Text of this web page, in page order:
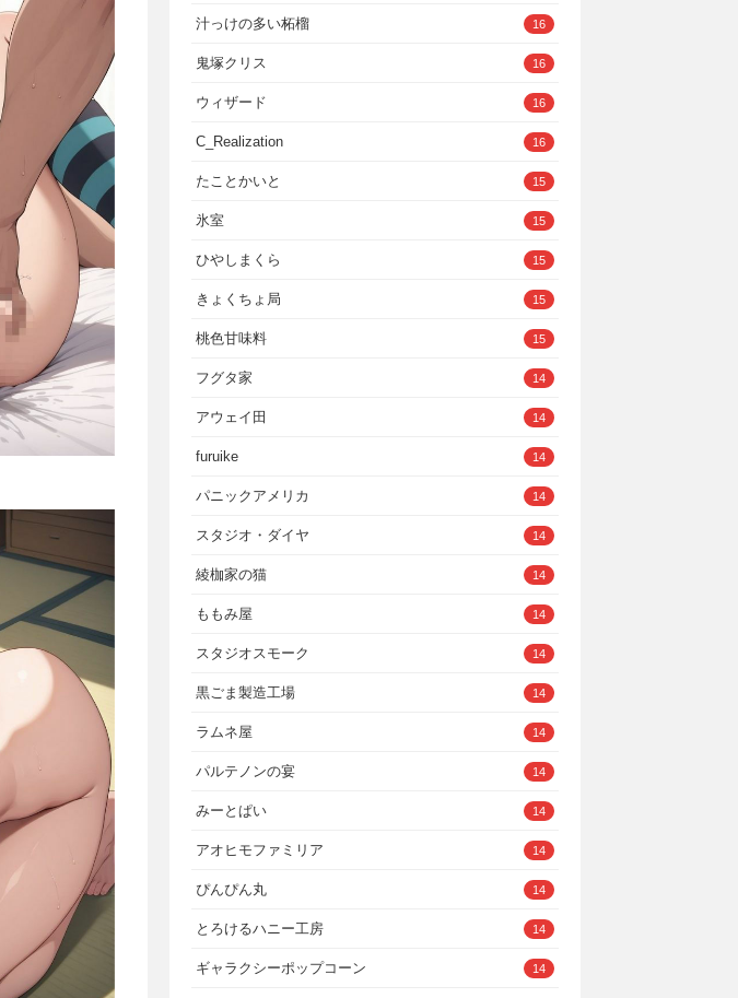
汁っけの多い柘榴 16
鬼塚クリス 16
ウィザード 16
C_Realization 16
たことかいと 15
氷室 15
ひやしまくら 15
きょくちょ局 15
桃色甘味料 15
フグタ家 14
アウェイ田 14
furuike 14
パニックアメリカ 14
スタジオ・ダイヤ 14
綾枷家の猫 14
ももみ屋 14
スタジオスモーク 14
黒ごま製造工場 14
ラムネ屋 14
パルテノンの宴 14
みーとぱい 14
アオヒモファミリア 14
ぴんぴん丸 14
とろけるハニー工房 14
ギャラクシーポップコーン 14